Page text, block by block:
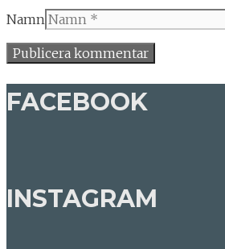
Namn
FACEBOOK
INSTAGRAM